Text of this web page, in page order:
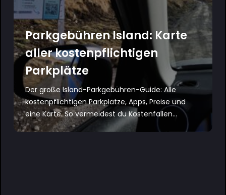
Parkgebühren Island: Karte
aller kostenpflichtigen
Parkplätze
Der große Island-Parkgebühren-Guide: Alle
kostenpflichtigen Parkplätze, Apps, Preise und
eine Karte. So vermeidest du Kostenfallen...